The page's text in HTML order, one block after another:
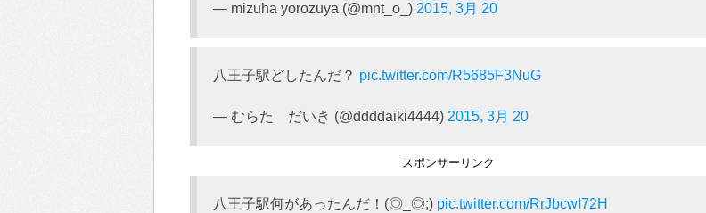
— mizuha yorozuya (@mnt_o_) 2015, 3月 20
八王子駅どしたんだ？ pic.twitter.com/R5685F3NuG
— むらた だいき (@ddddaiki4444) 2015, 3月 20
スポンサーリンク
八王子駅何があったんだ！(◎_◎;) pic.twitter.com/RrJbcwI72H